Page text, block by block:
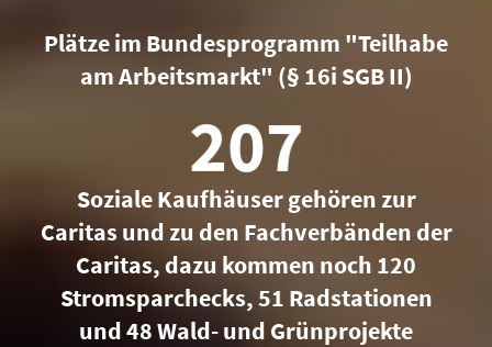
Plätze im Bundesprogramm "Teilhabe
am Arbeitsmarkt" (§ 16i SGB II)
210
Soziale Kaufhäuser gehören zur
Caritas und zu den Fachverbänden der
Caritas, dazu kommen noch 120
Stromsparchecks, 51 Radstationen
und 48 Wald- und Grünprojekte